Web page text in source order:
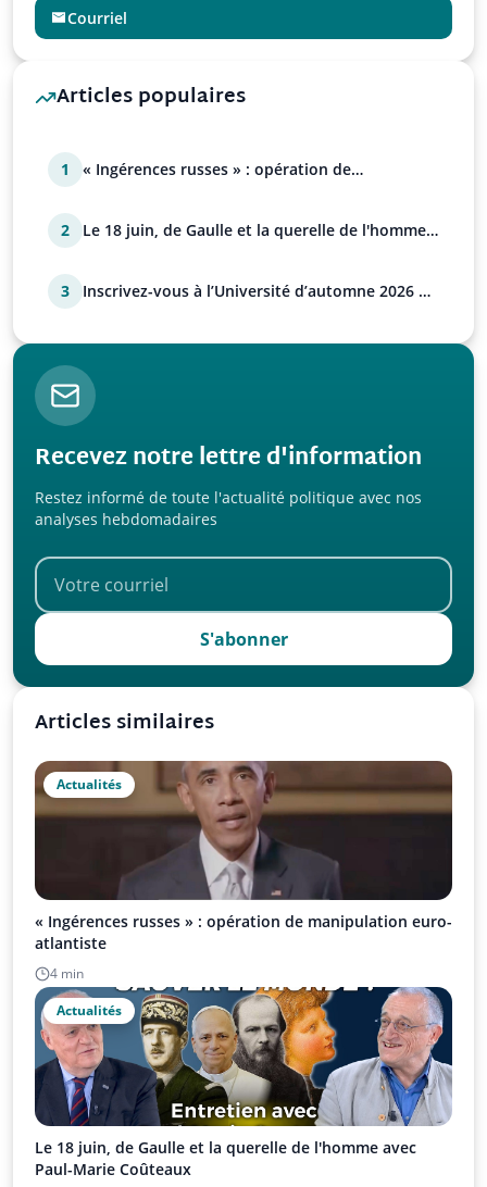
Courriel
Articles populaires
1
« Ingérences russes » : opération de
2
Le 18 juin, de Gaulle et la querelle de l'homme
3
Inscrivez-vous à l’Université d’automne 2026 de
Recevez notre lettre d'information
Restez informé de toute l'actualité politique avec nos
analyses hebdomadaires
S'abonner
Articles similaires
Actualités
« Ingérences russes » : opération de manipulation euro-
atlantiste
4 min
Actualités
Le 18 juin, de Gaulle et la querelle de l'homme avec
Paul-Marie Coûteaux